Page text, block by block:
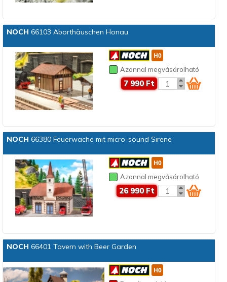
NOCH 66103 Aborthäuschen Honau
Azonnal megvásárolható
7 990 Ft
NOCH 66380 Feuerwache mit micro-sound Sirene
Azonnal megvásárolható
26 990 Ft
NOCH 66401 Tavern with Beer Garden